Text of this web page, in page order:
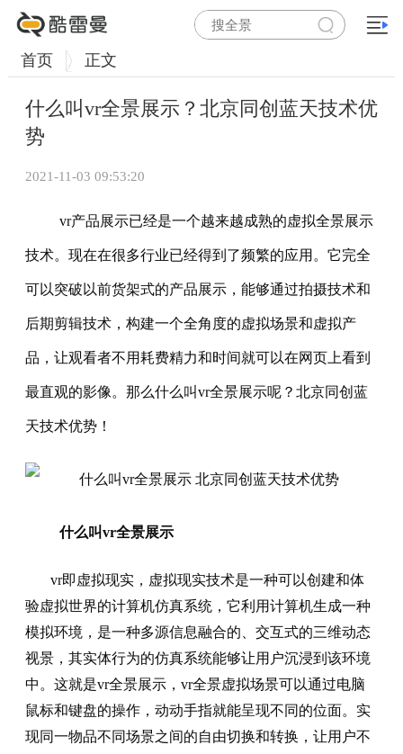
首页 正文
什么叫vr全景展示？北京同创蓝天技术优
势
2021-11-03 09:53:20
vr产品展示已经是一个越来越成熟的虚拟全景展示
技术。现在在很多行业已经得到了频繁的应用。它完全
可以突破以前货架式的产品展示，能够通过拍摄技术和
后期剪辑技术，构建一个全角度的虚拟场景和虚拟产
品，让观看者不用耗费精力和时间就可以在网页上看到
最直观的影像。 那么什么叫vr全景展示呢？北京同创蓝
天技术优势！
什么叫vr全景展示
vr即虚拟现实，虚拟现实技术是一种可以创建和体
验虚拟世界的计算机仿真系统，它利用计算机生成一种
模拟环境，是一种多源信息融合的、交互式的三维动态
视景，其实体行为的仿真系统能够让用户沉浸到该环境
中。这就是vr全景展示，vr全景虚拟场景可以通过电脑
鼠标和键盘的操作，动动手指就能呈现不同的位面。实
现同一物品不同场景之间的自由切换和转换，让用户不